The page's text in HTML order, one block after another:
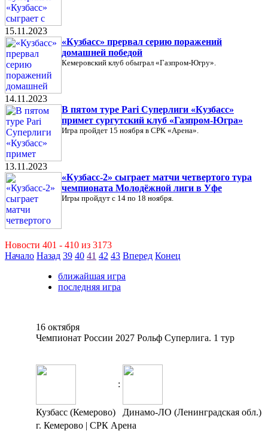
15.11.2023
«Кузбасс» прервал серию поражений
домашней победой
Кемеровский клуб обыграл «Газпром-Югру».
14.11.2023
В пятом туре Pari Суперлиги «Кузбасс»
примет сургутский клуб «Газпром-Югра»
Игра пройдет 15 ноября в СРК «Арена».
13.11.2023
«Кузбасс-2» сыграет матчи четвертого тура
чемпионата Молодёжной лиги в Уфе
Игры пройдут с 14 по 18 ноября.
Новости 401 - 410 из 3173
Начало Назад 39 40 41 42 43 Вперед Конец
ближайшая игра
последняя игра
16 октября
Чемпионат России 2027 Рольф Суперлига. 1 тур
:
Кузбасс (Кемерово)
Динамо-ЛО (Ленинградская обл.)
г. Кемерово | СРК Арена